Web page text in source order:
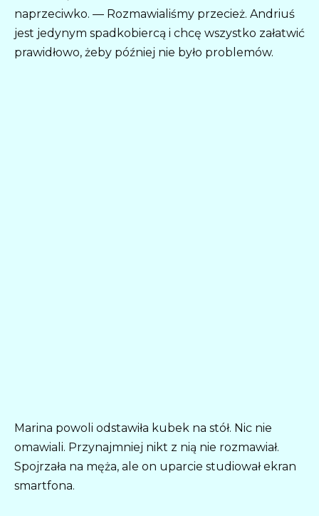
naprzeciwko. — Rozmawialiśmy przecież. Andriuś
jest jedynym spadkobiercą i chcę wszystko załatwić
prawidłowo, żeby później nie było problemów.
Marina powoli odstawiła kubek na stół. Nic nie
omawiali. Przynajmniej nikt z nią nie rozmawiał.
Spojrzała na męża, ale on uparcie studiował ekran
smartfona.